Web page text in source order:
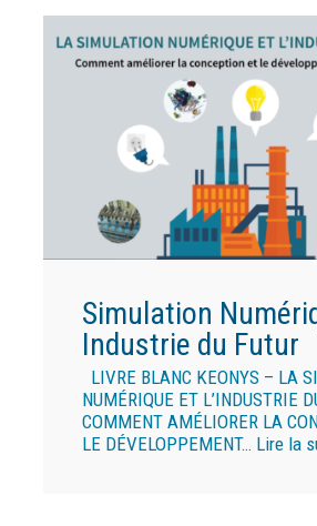
Simulation
Industrie du Futur
LIVRE BLANC KEONYS – LA
NUMÉRIQUE ET L’INDUSTRIE
COMMENT AMÉLIORER LA
LE DÉVELOPPEMENT… Lire la